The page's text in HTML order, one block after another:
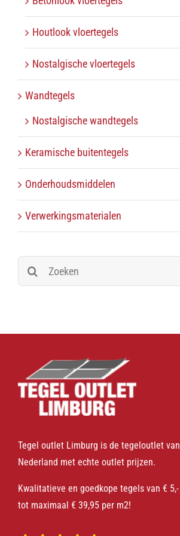
Houtlook vloertegels
Nostalgische vloertegels
Wandtegels
Nostalgische wandtegels
Keramische buitentegels
Onderhoudsmiddelen
Verwerkingsmaterialen
Zoeken
naar:
Tegel outlet Limburg is de tegeloutlet van
Nederland met echte outlet prijzen.
Kwalitatieve en goedkope tegels van € 5,-
tot maximaal € 39,95 per m2!